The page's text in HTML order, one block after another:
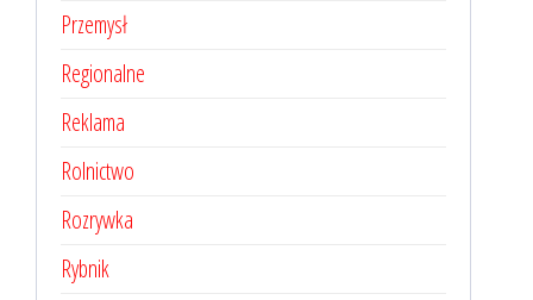
Przemysł
Regionalne
Reklama
Rolnictwo
Rozrywka
Rybnik